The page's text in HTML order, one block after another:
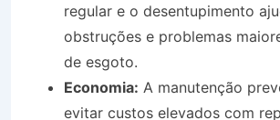
regular e o desentupimento
obstruções e problemas
de esgoto.
Economia: A manutenção
evitar custos elevados com